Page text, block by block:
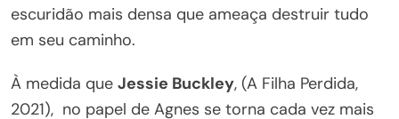
escuridão mais densa que ameaça destruir tudo
em seu caminho.
À medida que Jessie Buckley, (A Filha Perdida,
2021), no papel de Agnes se torna cada vez mais